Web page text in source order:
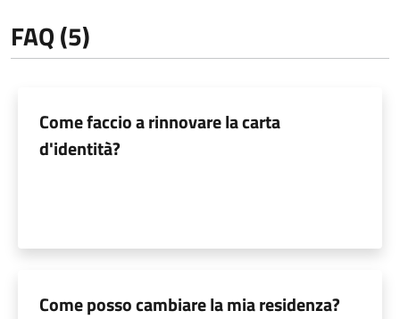
FAQ (5)
Come faccio a rinnovare la carta
d'identità?
Come posso cambiare la mia residenza?